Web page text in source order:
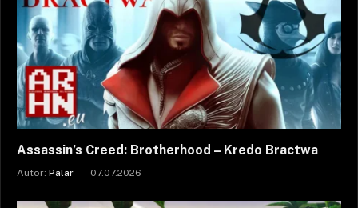
Assassin’s Creed: Brotherhood – Kredo Bractwa
Autor: Palar 07.07.2026